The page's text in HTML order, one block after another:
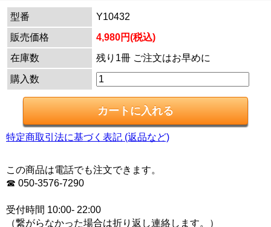
型番
Y10432
販売価格
4,980円(税込)
在庫数
残り1冊 ご注文はお早めに
購入数
特定商取引法に基づく表記 (返品など)
この商品は電話でも注文できます。
☎ 050-3576-7290
受付時間 10:00- 22:00
（繋がらなかった場合は折り返し連絡します。）